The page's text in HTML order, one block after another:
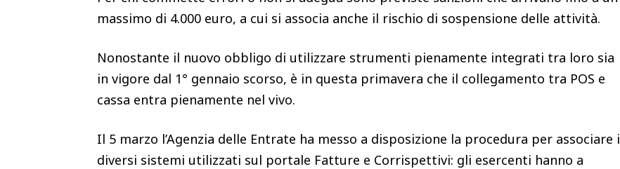
massimo di 4.000 euro, a cui si associa anche il rischio di sospensione delle attività.
Nonostante il nuovo obbligo di utilizzare strumenti pienamente integrati tra loro sia
in vigore dal 1° gennaio scorso, è in questa primavera che il collegamento tra POS e
cassa entra pienamente nel vivo.
Il 5 marzo l’Agenzia delle Entrate ha messo a disposizione la procedura per associare i
diversi sistemi utilizzati sul portale Fatture e Corrispettivi: gli esercenti hanno a